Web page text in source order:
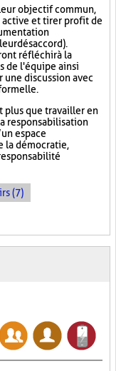
objectif commun,
active et tirer profit de
désaccord).
réfléchir à la
de l'équipe ainsi
discussion avec
plus que travailler en
responsabilisation
espace
la démocratie,
(7)